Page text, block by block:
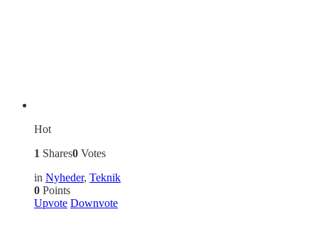
Hot
1 Shares0 Votes
in Nyheder, Teknik
0 Points
Upvote Downvote